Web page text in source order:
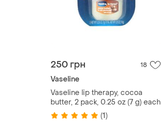
250 грн 18
Vaseline
Vaseline lip therapy, cocoa
butter, 2 pack, 0.25 oz (7 g) each
(1)